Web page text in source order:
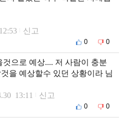
신고
0 0
으로 예상.... 저 사람이 충분
을 예상할수 있던 상황이라 님
13:11 신고
0 0